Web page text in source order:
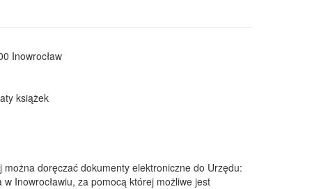
Inowrocław
książek
doręczać dokumenty elektroniczne do Urzędu:
Inowrocławiu, za pomocą której możliwe jest